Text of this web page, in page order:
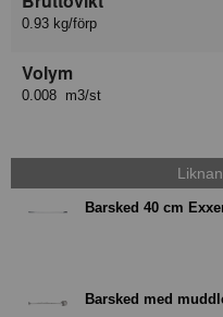
0.93 kg/förp
Volym
0.008 m3/st
Barsked 40 cm
Barsked med